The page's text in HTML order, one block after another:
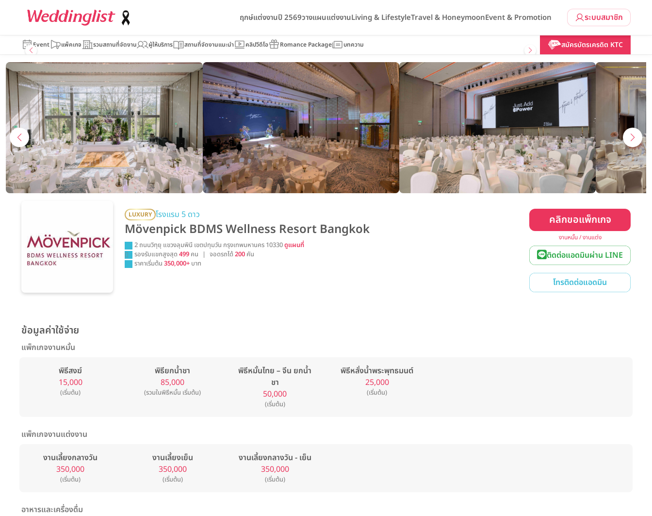
ระบบสมาชิก
ฤกษ์แต่งงานปี 2569วางแผนแต่งงานLiving & LifestyleTravel & HoneymoonEvent & Promotion
Event แพ็คเกจ รวมสถานที่จัดงาน ผู้ให้บริการ สถานที่จัดงานแนะนำ คลิปวีดีโอ Romance Package บทความ สมัครบัตรเครดิต KTC
Mövenpick BDMS Wellness Resort Bangkok คลิกขอแพ็กเกจ
LUXURY โรงแรม 5 ดาว
Mövenpick BDMS Wellness Resort Bangkok
2 ถนนวิทุยุ แขวงลุมพินี เขตปทุมวัน กรุงเทพมหานคร 10330ดูแผนที่
รองรับแขกสูงสุด499 คน | จอดรถได้200 คัน
ราคาเริ่มต้น350,000+ บาท
คลิกขอแพ็กเกจ
งานหมั้น / งานแต่ง
ติดต่อแอดมินผ่าน LINE
โทรติดต่อแอดมิน
ข้อมูลค่าใช้จ่าย
แพ็กเกจงานหมั้น
พิธีสงฆ์
15,000
(เริ่มต้น)
พิธียกน้ำชา
85,000
(รวมในพิธีหมั้น เริ่มต้น)
พิธีหมั้นไทย – จีน ยกน้ำ
ชา
50,000
(เริ่มต้น)
พิธีหลั่งน้ำพระพุทธมนต์
25,000
(เริ่มต้น)
แพ็กเกจงานแต่งงาน
งานเลี้ยงกลางวัน
350,000
(เริ่มต้น)
งานเลี้ยงเย็น
350,000
(เริ่มต้น)
งานเลี้ยงกลางวัน - เย็น
350,000
(เริ่มต้น)
อาหารและเครื่องดื่ม